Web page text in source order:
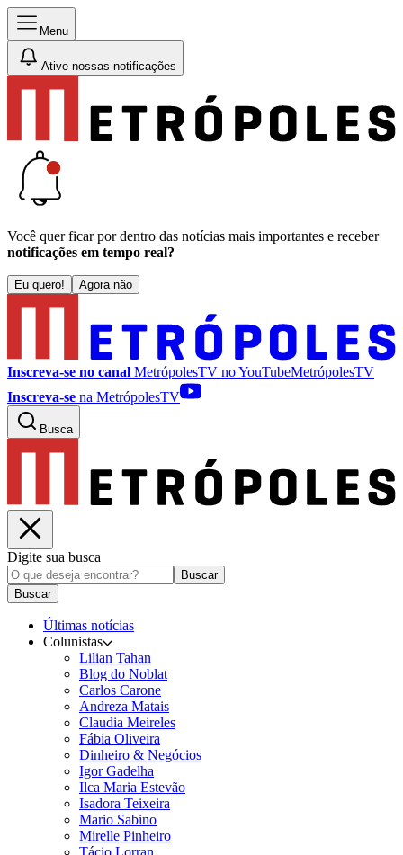
Menu
Ative nossas notificações
Você quer ficar por dentro das notícias mais importantes e receber
notificações em tempo real?
Eu quero! Agora não
Inscreva-se no canal MetrópolesTV noYouTubeMetrópolesTV
Inscreva-se na MetrópolesTV
Busca
Digite sua busca
Buscar
Buscar
Últimas notícias
Colunistas
Lilian Tahan
Blog do Noblat
Carlos Carone
Andreza Matais
Claudia Meireles
Fábia Oliveira
Dinheiro & Negócios
Igor Gadelha
Ilca Maria Estevão
Isadora Teixeira
Mario Sabino
Mirelle Pinheiro
Tácio Lorran